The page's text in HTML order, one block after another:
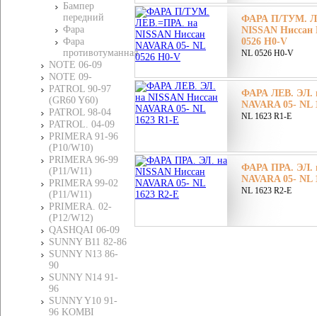
Бампер
передний
Фара
Фара
противотуманная
NOTE 06-09
NOTE 09-
PATROL 90-97
(GR60 Y60)
PATROL 98-04
PATROL. 04-09
PRIMERA 91-96
(P10/W10)
PRIMERA 96-99
(P11/W11)
PRIMERA 99-02
(P11/W11)
PRIMERA. 02-
(P12/W12)
QASHQAI 06-09
SUNNY B11 82-86
SUNNY N13 86-
90
SUNNY N14 91-
96
SUNNY Y10 91-
96 KOMBI
ФАРА П/ТУМ.
NISSAN Ниссан
0526 H0-V
NL 0526 H0-V
ФАРА ЛЕВ. ЭЛ.
NAVARA 05- NL
NL 1623 R1-E
ФАРА ПРА. ЭЛ.
NAVARA 05- NL
NL 1623 R2-E